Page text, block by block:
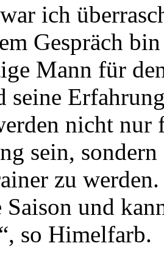
ich
Gespräch
Mann für
seine
nicht nur
sein,
zu
und
so Himelfarb.